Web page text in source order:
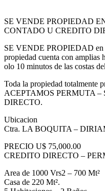
SE VENDE PROPIEDAD
CONTADO U CREDITO
SE VENDE PROPIEDAD en
propiedad cuenta con amplias
olo 10 minutos de las costas
Toda la propiedad totalmente
ACEPTAMOS PERMUTA
DIRECTO.
Ubicacion
Ctra. LA BOQUITA –
PRECIO U$ 75,000.00
CREDITO DIRECTO –
Area de 1000 Vrs2 – 700 Mt²
Casa de 220 Mt².